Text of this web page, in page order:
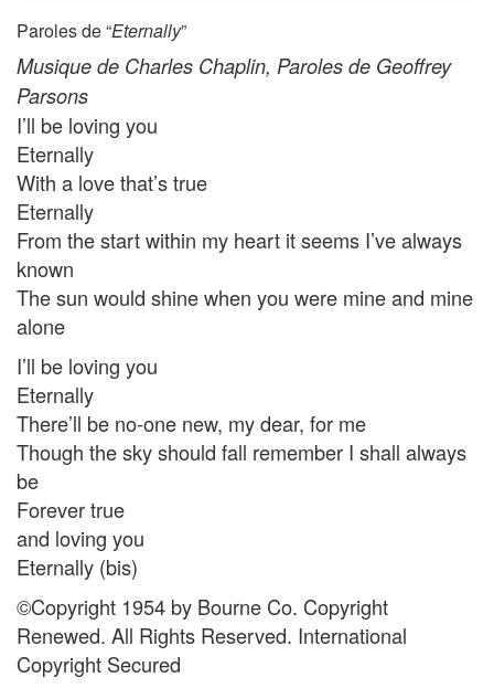
Paroles de “Eternally”
Musique de Charles Chaplin, Paroles de Geoffrey
Parsons
I’ll be loving you
Eternally
With a love that’s true
Eternally
From the start within my heart it seems I’ve always
known
The sun would shine when you were mine and mine
alone
I’ll be loving you
Eternally
There’ll be no-one new, my dear, for me
Though the sky should fall remember I shall always
be
Forever true
and loving you
Eternally (bis)
©Copyright 1954 by Bourne Co. Copyright
Renewed. All Rights Reserved. International
Copyright Secured